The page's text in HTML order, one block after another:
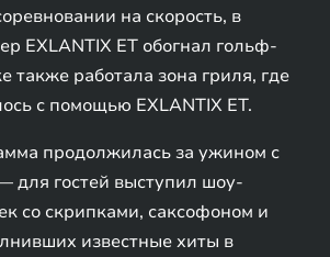
на скорость, в
EXLANTIX ET обогнал гольф-
также работала зона гриля, где
с помощью EXLANTIX ET.
продолжилась за ужином с
для гостей выступил шоу-
со скрипками, саксофоном и
известные хиты в